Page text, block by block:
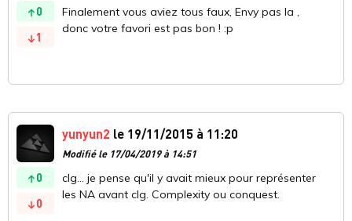
0
1
Finalement vous aviez tous faux, Envy pas la ,
donc votre favori est pas bon ! :p
0
0
yunyun2 le 19/11/2015 à 11:20
Modifié le 17/04/2019 à 14:51
clg... je pense qu'il y avait mieux pour représenter
les NA avant clg. Complexity ou conquest.